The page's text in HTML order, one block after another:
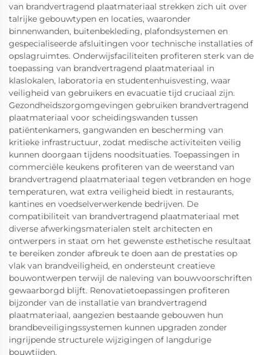
van brandvertragend plaatmateriaal strekken zich uit over
talrijke gebouwtypen en locaties, waaronder
binnenwanden, buitenbekleding, plafondsystemen en
gespecialiseerde afsluitingen voor technische installaties of
opslagruimtes. Onderwijsfaciliteiten profiteren sterk van de
toepassing van brandvertragend plaatmateriaal in
klaslokalen, laboratoria en studentenhuisvesting, waar
veiligheid van gebruikers en evacuatie tijd cruciaal zijn.
Gezondheidszorgomgevingen gebruiken brandvertragend
plaatmateriaal voor scheidingswanden tussen
patiëntenkamers, gangwanden en bescherming van
kritieke infrastructuur, zodat medische activiteiten veilig
kunnen doorgaan tijdens noodsituaties. Toepassingen in
commerciële keukens profiteren van de weerstand van
brandvertragend plaatmateriaal tegen vetbranden en hoge
temperaturen, wat extra veiligheid biedt in restaurants,
kantines en voedselverwerkende bedrijven. De
compatibiliteit van brandvertragend plaatmateriaal met
diverse afwerkingsmaterialen stelt architecten en
ontwerpers in staat om het gewenste esthetische resultaat
te bereiken zonder afbreuk te doen aan de prestaties op
vlak van brandveiligheid, en ondersteunt creatieve
bouwontwerpen terwijl de naleving van bouwvoorschriften
gewaarborgd blijft. Renovatietoepassingen profiteren
bijzonder van de installatie van brandvertragend
plaatmateriaal, aangezien bestaande gebouwen hun
brandbeveiligingssystemen kunnen upgraden zonder
ingrijpende structurele wijzigingen of langdurige
bouwtijden.